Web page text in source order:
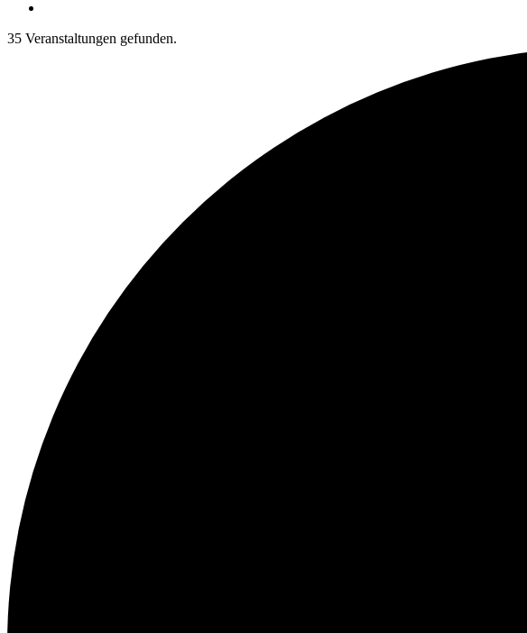
35 Veranstaltungen gefunden.